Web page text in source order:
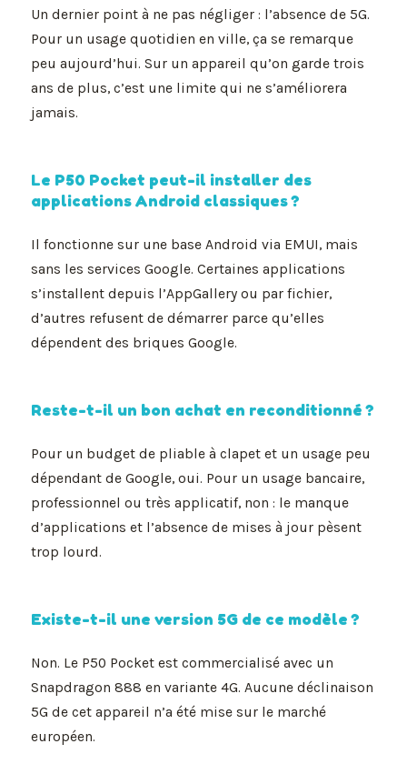
Un dernier point à ne pas négliger : l’absence de 5G.
Pour un usage quotidien en ville, ça se remarque
peu aujourd’hui. Sur un appareil qu’on garde trois
ans de plus, c’est une limite qui ne s’améliorera
jamais.
Le P50 Pocket peut-il installer des
applications Android classiques ?
Il fonctionne sur une base Android via EMUI, mais
sans les services Google. Certaines applications
s’installent depuis l’AppGallery ou par fichier,
d’autres refusent de démarrer parce qu’elles
dépendent des briques Google.
Reste-t-il un bon achat en reconditionné ?
Pour un budget de pliable à clapet et un usage peu
dépendant de Google, oui. Pour un usage bancaire,
professionnel ou très applicatif, non : le manque
d’applications et l’absence de mises à jour pèsent
trop lourd.
Existe-t-il une version 5G de ce modèle ?
Non. Le P50 Pocket est commercialisé avec un
Snapdragon 888 en variante 4G. Aucune déclinaison
5G de cet appareil n’a été mise sur le marché
européen.